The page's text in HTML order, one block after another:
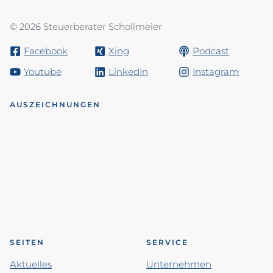
© 2026 Steuerberater Schollmeier
Facebook Xing
Podcast
Youtube
LinkedIn Instagram
AUSZEICHNUNGEN
SEITEN
Aktuelles
SERVICE
Unternehmen